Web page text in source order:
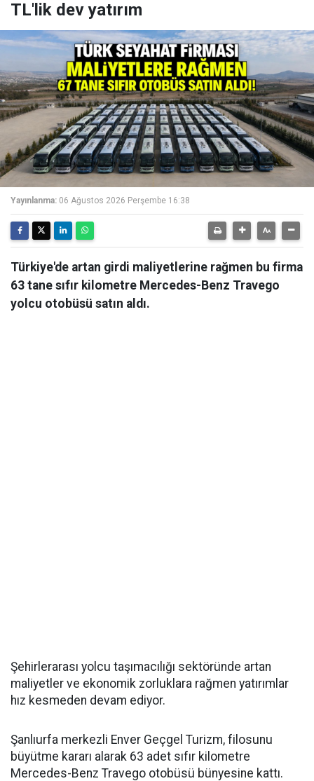
TL'lik dev yatırım
Yayınlanma: 06 Ağustos 2026 Perşembe 16:38
Türkiye'de artan girdi maliyetlerine rağmen bu firma
63 tane sıfır kilometre Mercedes-Benz Travego
yolcu otobüsü satın aldı.
Şehirlerarası yolcu taşımacılığı sektöründe artan
maliyetler ve ekonomik zorluklara rağmen yatırımlar
hız kesmeden devam ediyor.
Şanlıurfa merkezli Enver Geçgel Turizm, filosunu
büyütme kararı alarak 63 adet sıfır kilometre
Mercedes-Benz Travego otobüsü bünyesine kattı.